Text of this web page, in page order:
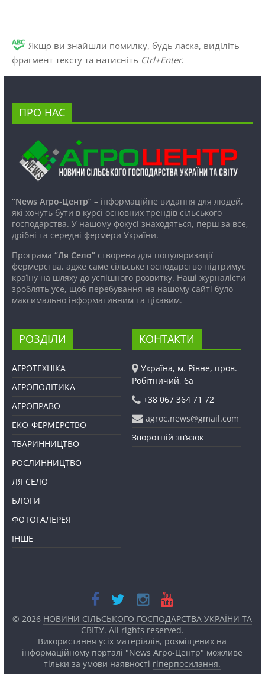
Якщо ви знайшли помилку, будь ласка, виділіть
фрагмент тексту та натисніть Ctrl+Enter.
ПРО НАС
“News Агро-Центр”– інформаційне видання для людей,
які хочуть бути в курсі основних трендів сільського
господарства. У нашому фокусі знаходяться, перш за все,
дрібні та середні фермери України.
Програма “Ля Село”створена для популяризації
фермерства, адже саме сільське господарство підтримує
країну на шляху до успішного розвитку. Наші журналісти
зроблять усе, щоб перебування на нашому сайті було
максимально інформативним та цікавим.
РОЗДІЛИ
АГРОТЕХНІКА
АГРОПОЛІТИКА
АГРОПРАВО
ЕКО-ФЕРМЕРСТВО
ТВАРИННИЦТВО
РОСЛИННИЦТВО
ЛЯ СЕЛО
БЛОГИ
ФОТОГАЛЕРЕЯ
ІНШЕ
КОНТАКТИ
Україна, м. Рівне, пров.
Робітничий, 6а
+38 067 364 71 72
agroc.news@gmail.com
Зворотній зв’язок
© 2026 НОВИНИ СІЛЬСЬКОГО ГОСПОДАРСТВА УКРАЇНИ ТА
СВІТУ. All rights reserved.
Використання усіх матеріалів, розміщених на
інформаційному порталі "News Агро-Центр" можливе
тільки за умови наявності гіперпосилання.